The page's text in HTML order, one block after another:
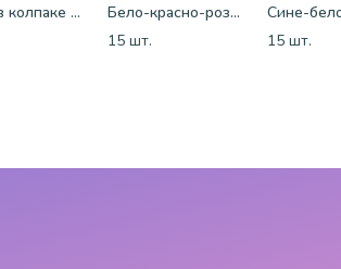
Клоун в колпаке с шариком
Бело-красно-розовые шары-пастель
15 шт.
15 шт.